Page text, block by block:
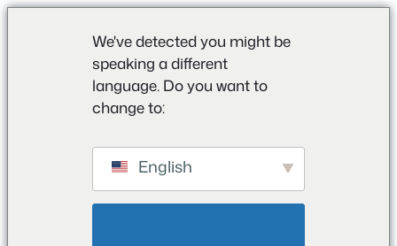
We've detected you might be
speaking a different
language. Do you want to
change to:
English